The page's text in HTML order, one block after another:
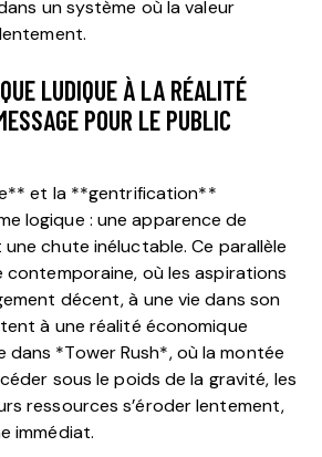
un système où la valeur
LUDIQUE À LA RÉALITÉ
POUR LE PUBLIC
et la **gentrification**
logique : une apparence de
chute inéluctable. Ce parallèle
contemporaine, où les aspirations
décent, à une vie dans son
à une réalité économique
dans *Tower Rush*, où la montée
sous le poids de la gravité, les
ressources s’éroder lentement,
immédiat.